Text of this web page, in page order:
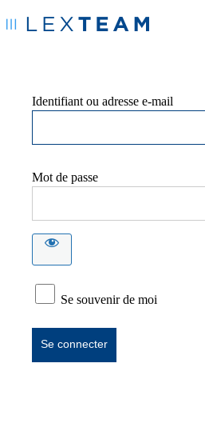
Identifiant ou adresse e-mail
Mot de passe
Se souvenir de moi